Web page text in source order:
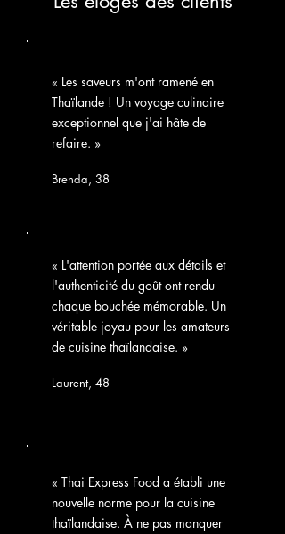
« Les saveurs m'ont ramené en
Thaïlande ! Un voyage culinaire
exceptionnel que j'ai hâte de
refaire. »
Brenda, 38
« L'attention portée aux détails et
l'authenticité du goût ont rendu
chaque bouchée mémorable. Un
véritable joyau pour les amateurs
de cuisine thaïlandaise. »
Laurent, 48
« Thai Express Food a établi une
nouvelle norme pour la cuisine
thaïlandaise. À ne pas manquer